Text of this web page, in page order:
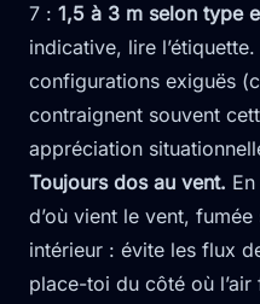
7 : 1,5 à 3 m selon type
indicative, lire
configurations exiguës
contraignent souvent
appréciation
Toujours dos au vent.
d’où vient le vent,
intérieur : évite les flux
place-toi du côté où